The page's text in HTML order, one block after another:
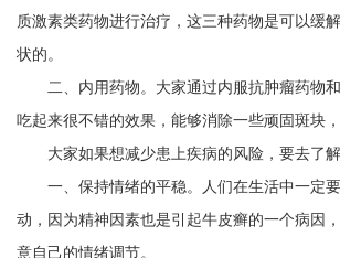
质激素类药物进行治疗，这三种药物是可以缓
状的。
二、内用药物。大家通过内服抗肿瘤药物
吃起来很不错的效果，能够消除一些顽固斑块
大家如果想减少患上疾病的风险，要去了
一、保持情绪的平稳。人们在生活中一定
动，因为精神因素也是引起牛皮癣的一个病因
意自己的情绪调节。